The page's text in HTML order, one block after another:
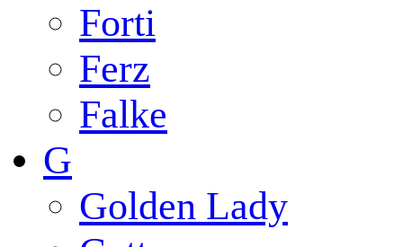
Forti
Ferz
Falke
G
Golden Lady